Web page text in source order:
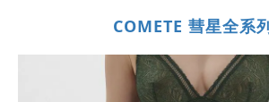
COMETE 彗星全系